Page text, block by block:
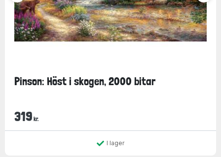
Pinson: Höst i skogen, 2000 bitar
319 kr.
I lager